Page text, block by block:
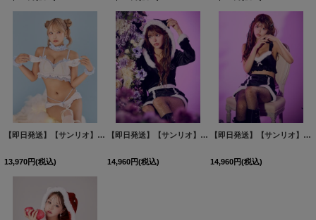
【即日発送】【サンリオ】シナモロールランジェリーセットアップルームウェア【S-L/1カラー】[HC02]
13,970円(税込)
【即日発送】【サンリオ】クロミ3wayセットアップルームウェア【4点セット】【S-L/1カラー】[HC02]
14,960円(税込)
【即日発送】【サンリオ】クロミ3wayセットアップルームウェア【4点セット】【S-L/1カラー】[HC02]
14,960円(税込)